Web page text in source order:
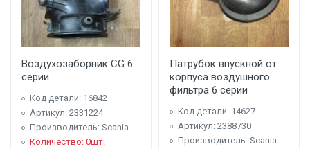
Воздухозаборник CG 6
серии
Код детали: 16842
Артикул: 2331224
Производитель: Scania
Количество: 0шт.
Патрубок впускной от
корпуса воздушного
фильтра 6 серии
Код детали: 14627
Артикул: 2388730
Производитель: Scania